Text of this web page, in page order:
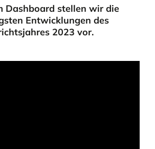
Dashboard stellen wir die
Entwicklungen des
2023 vor.